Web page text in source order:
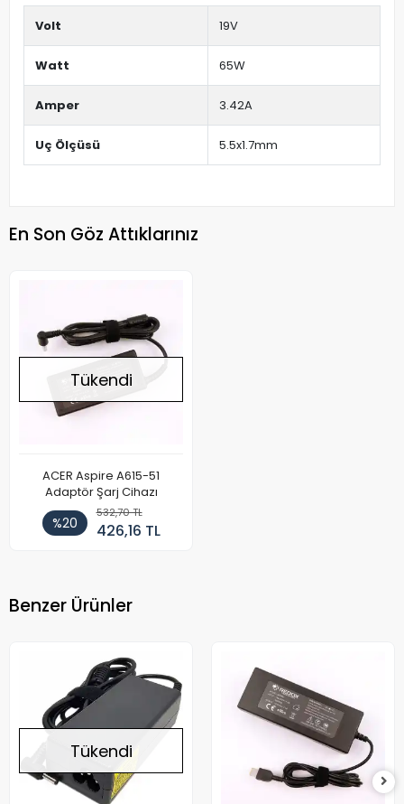
Volt 19V
Watt 65W
Amper 3.42A
Uç Ölçüsü 5.5x1.7mm
En Son Göz Attıklarınız
Tükendi
ACER Aspire A615-51
Adaptör Şarj Cihazı
%20
532,70 TL
426,16 TL
Benzer Ürünler
Tükendi